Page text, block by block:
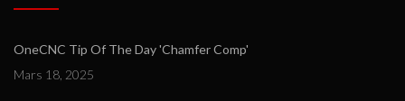
OneCNC Tip Of The Day 'Chamfer Comp'
Mars 18, 2025